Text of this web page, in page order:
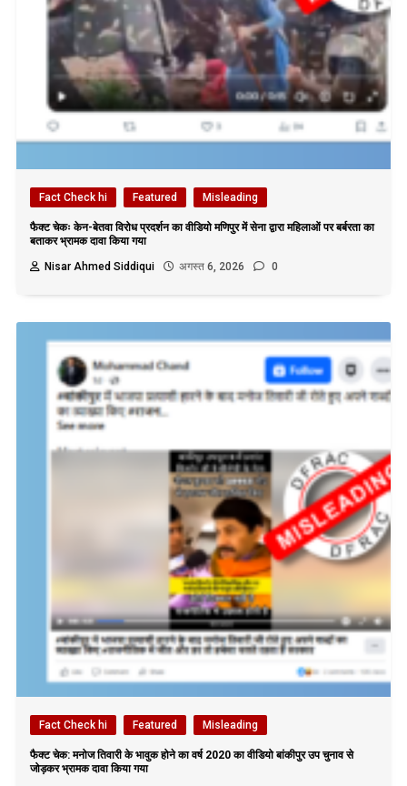
Fact Check hi Featured Misleading
फैक्ट चेकः केन-बेतवा विरोध प्रदर्शन का वीडियो मणिपुर में सेना द्वारा महिलाओं पर बर्बरता का
बताकर भ्रामक दावा किया गया
Nisar Ahmed Siddiqui
अगस्त 6, 2026 0
Fact Check hi Featured Misleading
फैक्ट चेक: मनोज तिवारी के भावुक होने का वर्ष 2020 का वीडियो बांकीपुर उप चुनाव से
जोड़कर भ्रामक दावा किया गया